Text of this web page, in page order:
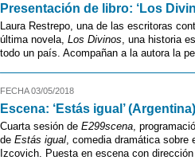
Presentación de libro: ‘Los
Laura Restrepo, una de las escritoras
última novela, Los Divinos, una historia
todo un país. Acompañan a la autora la
FECHA 03/05/2018
Escena: ‘Estás igual’ (Argentina)
Cuarta sesión de E299scena,
de Estás igual, comedia dramática sobre
Izcovich. Puesta en escena con